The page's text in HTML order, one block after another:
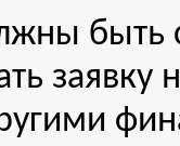
заявку